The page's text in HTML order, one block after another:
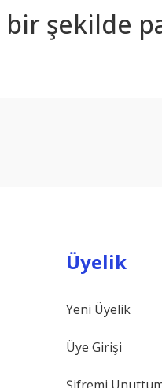
bir şekilde
Üyelik
Yeni Üyelik
Üye Girişi